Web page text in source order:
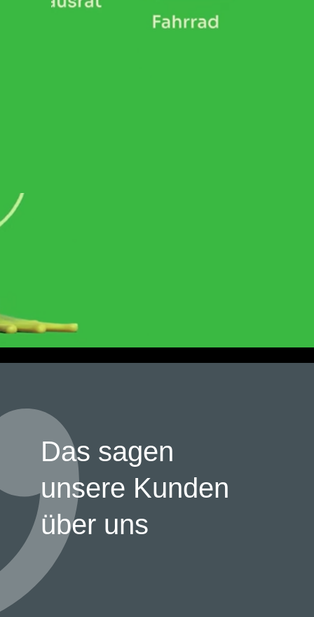
Das sagen
unsere Kunden
über uns